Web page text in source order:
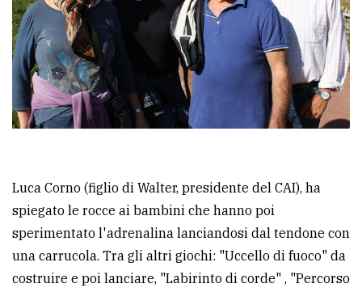
Luca Corno (figlio di Walter, presidente del CAI), ha
spiegato le rocce ai bambini che hanno poi
sperimentato l'adrenalina lanciandosi dal tendone con
una carrucola. Tra gli altri giochi: "Uccello di fuoco" da
costruire e poi lanciare, "Labirinto di corde" , "Percorso